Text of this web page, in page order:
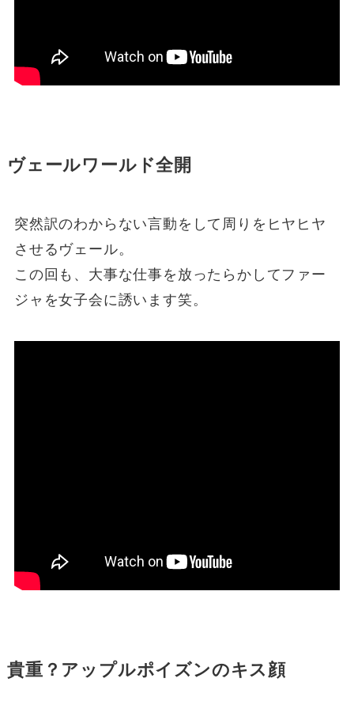
ヴェールワールド全開
突然訳のわからない言動をして周りをヒヤヒヤ
させるヴェール。
この回も、大事な仕事を放ったらかしてファー
ジャを女子会に誘います笑。
貴重？アップルポイズンのキス顔